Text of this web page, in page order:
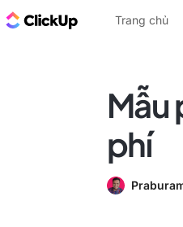
ClickUp Blog
Trang chủ
Mẫu
phí